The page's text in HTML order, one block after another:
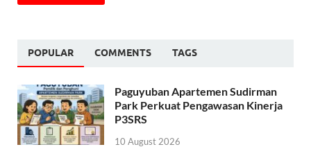
POPULAR COMMENTS TAGS
Paguyuban Apartemen Sudirman
Park Perkuat Pengawasan Kinerja
P3SRS
10 August 2026